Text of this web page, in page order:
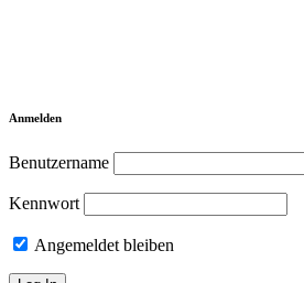
Anmelden
Benutzername
Kennwort
Angemeldet bleiben